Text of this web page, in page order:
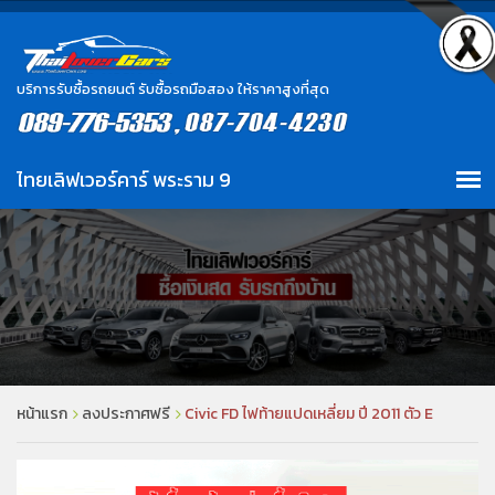
บริการรับซื้อรถยนต์ รับซื้อรถมือสอง ให้ราคาสูงที่สุด
หน้าแรก ลงประกาศฟรี Civic FD ไฟท้ายแปดเหลี่ยม ปี 2011 ตัว E